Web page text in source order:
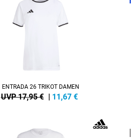
ENTRADA 26 TRIKOT DAMEN
UVP 17,95 € | 11,67 €